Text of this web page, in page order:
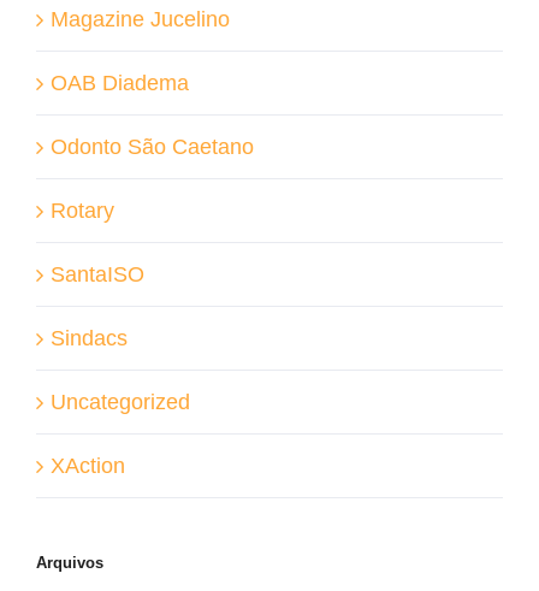
Magazine Jucelino
OAB Diadema
Odonto São Caetano
Rotary
SantaISO
Sindacs
Uncategorized
XAction
Arquivos